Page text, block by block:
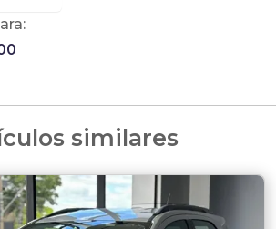
similares